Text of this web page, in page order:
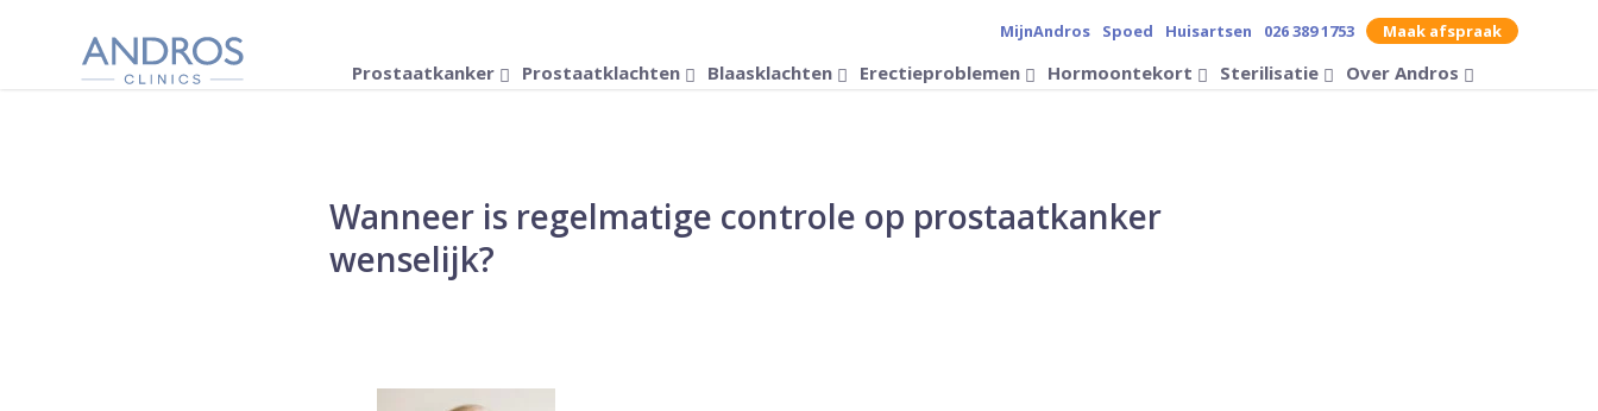
Verander contrast op de website
MijnAndros Spoed Huisartsen 026 389 1753 Maak afspraak
Prostaatkanker Prostaatklachten Blaasklachten Erectieproblemen Hormoontekort Sterilisatie Over Andros
Wanneer is regelmatige controle op prostaatkanker
wenselijk?